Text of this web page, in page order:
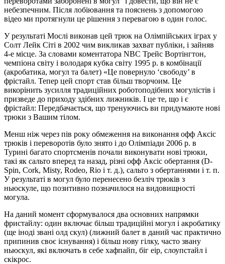
небезпечним. Після лобіювання та пояснень з допомогою
відео ми протягнули це рішення з перевагою в один голос.
У результаті Мослі виконав цей трюк на Олімпійських іграх у
Солт Лейк Сіті в 2002 чим викликав захват публіки, і зайняв
4-е місце. За словами коментатора NBC Трейс Вортінгтон,
чемпіона світу і володаря кубка світу 1995 р. в комбінації
(акробатика, могул та балет) «Це повернуло ‘свободу’ в
фрістайл. Тепер цей спорт став більш творчоим. Це
викорінить зусилля традиційних роботоподібних могулістів і
призведе до приходу здібних лижників. І це те, що і є
фрістайл: Передбачається, що тренуючись ви придумаюте нові
трюки з Вашим тілом.
Менш ніж через пів року обмеження на виконання офф Аксіс
трюків і переворотів було знято і до Олімпіади 2006 р. в
Турині багато спортсменів почали виконувати нові трюки,
такі як сальто вперед та назад, різні офф Аксіс обертання (D-
Spin, Cork, Misty, Rodeo, Rio і т. д.), сальто з обертаннями і т. п.
У результаті в могул було перенесено безліч трюків з
ньюскулe, що позитивно позначилося на видовищності
могула.
На даний момент сформувалося два основних напрямки
фристайлу: один включає більш традиційні могул і акробатику
(ще іноді звані олд скул) (лижний балет в даний час практично
припинив своє існування) і більш нову гілку, часто звану
ньюскул, які включать в себе хафпайп, біг еір, слоупстайл і
скікрос.